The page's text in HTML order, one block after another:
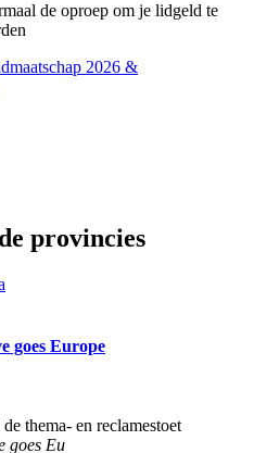
de oproep om je lidgeld te
2026 &
provincies
goes Europe
thema- en reclamestoet
goes Eu